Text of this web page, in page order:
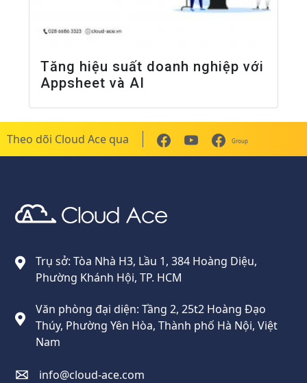
Tăng hiệu suất doanh nghiệp với
Appsheet và AI
Theo dõi Cloud Ace qua Group
Trụ sở: Tòa Nhà H3, Lầu 1, 384 Hoàng Diệu,
Phường Khánh Hội, TP. HCM
Văn phòng đại diện: Tầng 2, 25t2 Hoàng Đạo
Thúy, Phường Yên Hòa, Thành phố Hà Nội, Việt
Nam
info@cloud-ace.com